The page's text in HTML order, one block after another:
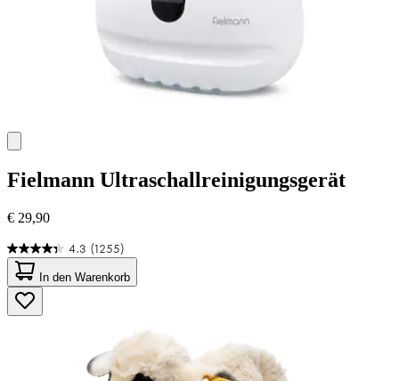
Fielmann Ultraschallreinigungsgerät
€ 29,90
4.3 (1255)
4.3
von
5
Sternen.
1255
In den Warenkorb